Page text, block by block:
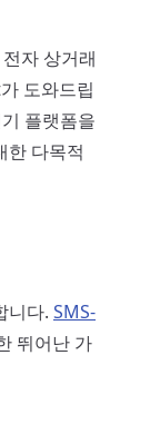
자 상거래
도와드립
플랫폼을
한 다목적
니다. SMS-
뛰어난 가